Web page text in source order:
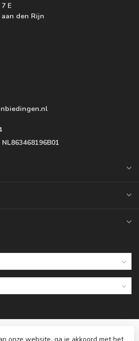
E
den Rijn
NL863468196B01